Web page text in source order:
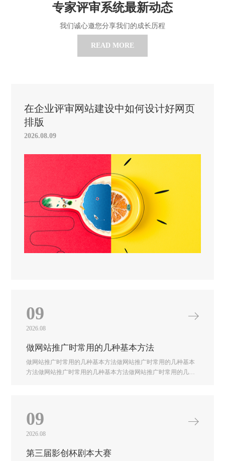
专家评审系统最新动态
我们诚心邀您分享我们的成长历程
READ MORE
在企业评审网站建设中如何设计好网页
排版
2026.08.09
09
2026.08
做网站推广时常用的几种基本方法
做网站推广时常用的几种基本方法做网站推广时常用的几种基本
方法做网站推广时常用的几种基本方法做网站推广时常用的几种
09
2026.08
第三届影创杯剧本大赛